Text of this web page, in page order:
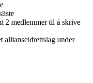
2 medlemmer til å skrive
allianseidrettslag under